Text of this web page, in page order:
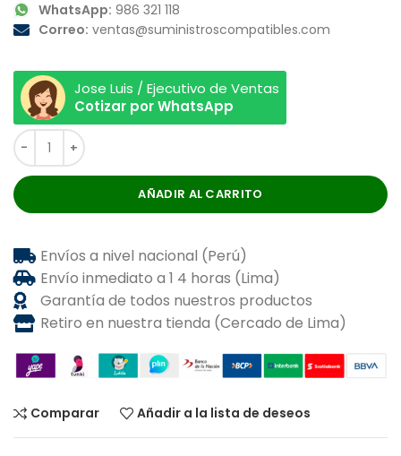
WhatsApp: 986 321 118
Correo: ventas@suministroscompatibles.com
Jose Luis / Ejecutivo de Ventas
Cotizar por WhatsApp
AÑADIR AL CARRITO
Envíos a nivel nacional (Perú)
Envío inmediato a 1 4 horas (Lima)
Garantía de todos nuestros productos
Retiro en nuestra tienda (Cercado de Lima)
Comparar Añadir a la lista de deseos